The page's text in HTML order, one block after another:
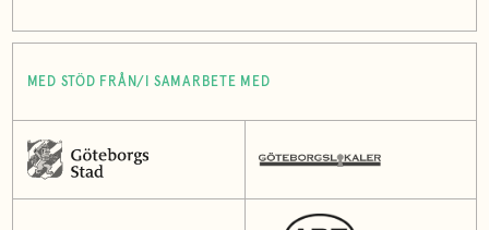
MED STÖD FRÅN/I SAMARBETE MED